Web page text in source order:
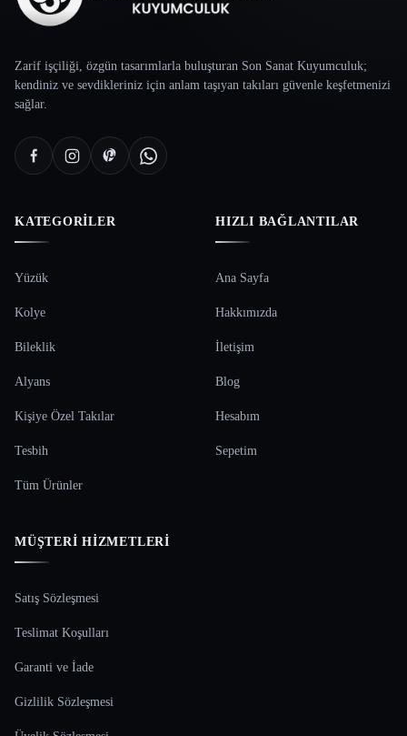
Zarif işçiliği, özgün tasarımlarla buluşturan Son Sanat Kuyumculuk;
kendiniz ve sevdikleriniz için anlam taşıyan takıları güvenle keşfetmenizi
sağlar.
KATEGORILER
Yüzük
Kolye
Bileklik
Alyans
Kişiye Özel Takılar
Tesbih
Tüm Ürünler
HIZLI BAĞLANTILAR
Ana Sayfa
Hakkımızda
İletişim
Blog
Hesabım
Sepetim
MÜŞTERI HIZMETLERI
Satış Sözleşmesi
Teslimat Koşulları
Garanti ve İade
Gizlilik Sözleşmesi